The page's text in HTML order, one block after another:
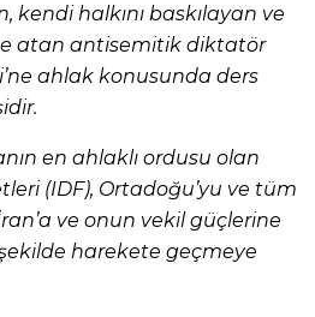
halkını baskılayan ve
atan antisemitik diktatör
ahlak konusunda ders
en ahlaklı ordusu olan
(IDF), Ortadoğu’yu ve tüm
ve onun vekil güçlerine
harekete geçmeye